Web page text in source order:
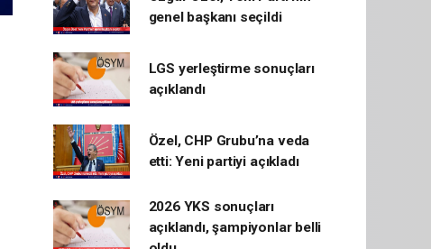
genel başkanı seçildi
LGS yerleştirme sonuçları
açıklandı
Özel, CHP Grubu’na veda
etti: Yeni partiyi açıkladı
2026 YKS sonuçları
açıklandı, şampiyonlar belli